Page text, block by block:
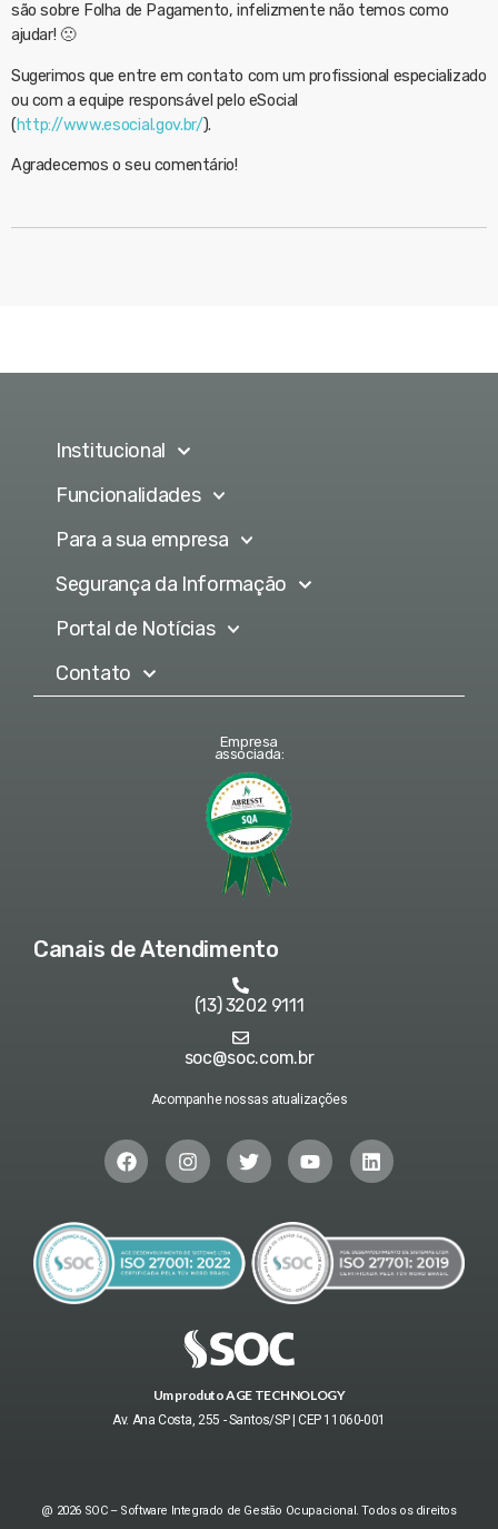
são sobre Folha de Pagamento, infelizmente não temos como
ajudar! 🙁
Sugerimos que entre em contato com um profissional especializado
ou com a equipe responsável pelo eSocial
(http://www.esocial.gov.br/).
Agradecemos o seu comentário!
Institucional
Funcionalidades
Para a sua empresa
Segurança da Informação
Portal de Notícias
Contato
Empresa
associada:
Canais de Atendimento
(13) 3202 9111
soc@soc.com.br
Acompanhe nossas atualizações
Um produto AGE TECHNOLOGY
Av. Ana Costa, 255 - Santos/SP | CEP 11060-001
@ 2026 SOC – Software Integrado de Gestão Ocupacional. Todos os direitos